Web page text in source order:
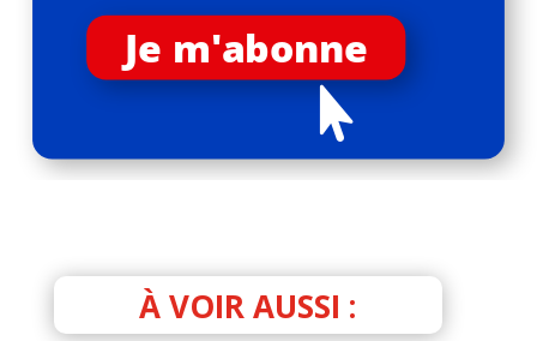
Je m'abonne

À VOIR AUSSI :